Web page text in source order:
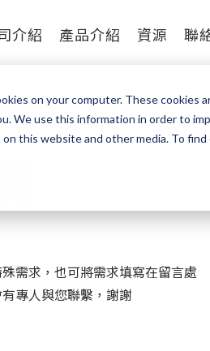
on your computer. These
We use this information in order to
this website and other media. To
介紹 產品介紹 資源 聯
需求，也可將需求填寫在留言處
專人與您聯繫，謝謝